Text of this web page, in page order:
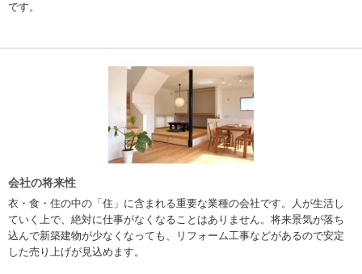
です。
会社の将来性
衣・食・住の中の「住」に含まれる重要な業種の会社です。人が生活し
ていく上で、絶対に仕事がなくなることはありません。将来景気が落ち
込んで新築建物が少なくなっても、リフォーム工事などがあるので安定
した売り上げが見込めます。